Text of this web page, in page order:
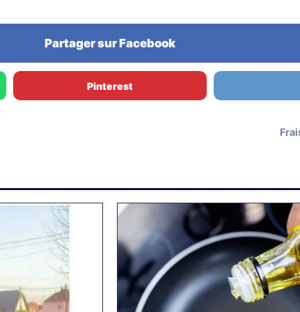
Partager sur Facebook
Pinterest